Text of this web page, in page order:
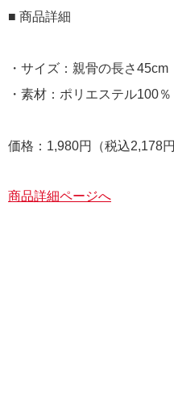
■ 商品詳細
・サイズ：親骨の長さ45cm
・素材：ポリエステル100
価格：1,980円（税込2,178円
商品詳細ページへ